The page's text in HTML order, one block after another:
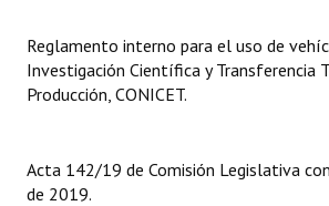
Informes de Gestión
Proyectos Presentados
Actas de Sesión
Reglamento interno para el uso de
Investigación Científica y Transferencia
Producción, CONICET.
Acta 142/19 de Comisión Legislativa
de 2019.